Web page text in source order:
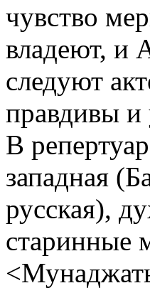
чувство
владеют, и
следуют
правдивы и
В
западная
русская),
старинные